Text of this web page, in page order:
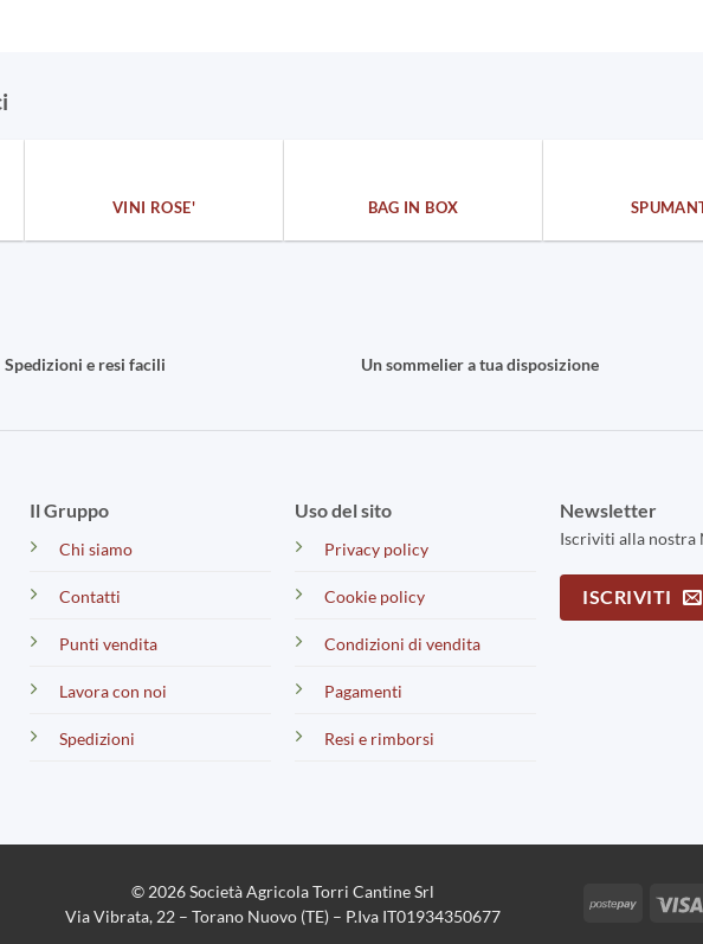
VINI ROSE' BAG IN BOX
Spedizioni e resi facili Un sommelier a tua disposizione
Il Gruppo
Chi siamo
Contatti
Punti vendita
Lavora con noi
Spedizioni
Uso del sito
Privacy policy
Cookie policy
Condizioni di vendita
Pagamenti
Resi e rimborsi
Newsletter
Iscriviti alla nostra
ISCRIVITI
© 2026 Società Agricola Torri Cantine Srl
Via Vibrata, 22 – Torano Nuovo (TE) – P.Iva IT01934350677
Postepay